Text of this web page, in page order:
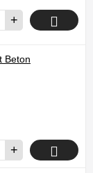
+
Beton
+